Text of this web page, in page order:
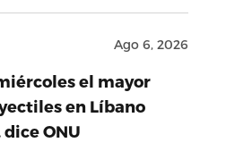
Ago 6, 2026
el mayor
en Líbano
ONU